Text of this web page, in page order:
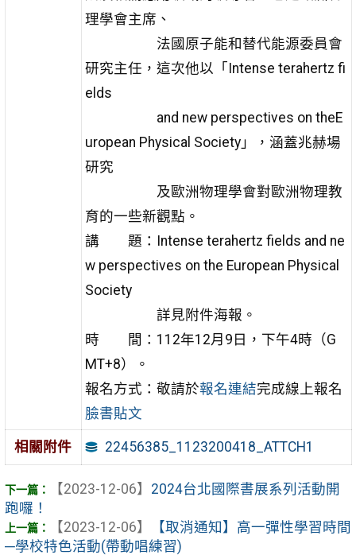
理學會主席、
法國原子能和替代能源委員會
研究主任，這次他以「Intense terahertz fi
elds
and new perspectives on theE
uropean Physical Society」，涵蓋兆赫場
研究
及歐洲物理學會對歐洲物理教
育的一些新觀點。
講 題：Intense terahertz fields and ne
w perspectives on the European Physical
Society
詳見附件海報。
時 間：112年12月9日，下午4時（G
MT+8）。
報名方式：敬請於報名連結完成線上報名
臉書貼文
相關附件 22456385_1123200418_ATTCH1
【2023-12-06】 2024台北國際書展系列活動開
跑囉！
【2023-12-06】
【取消通知】高一彈性學習時間
─學校特色活動(帶動唱練習)